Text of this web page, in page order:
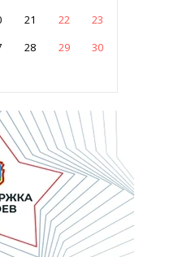
21 22
23
28 29
30